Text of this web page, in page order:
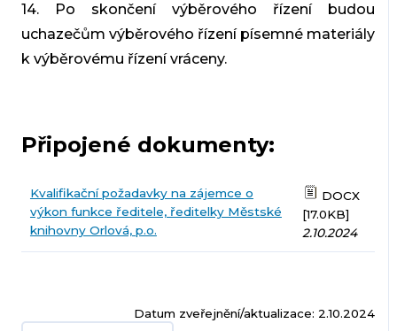
14. Po skončení výběrového řízení budou
uchazečům výběrového řízení písemné materiály
k výběrovému řízení vráceny.
Připojené dokumenty:
Kvalifikační požadavky na zájemce o
výkon funkce ředitele, ředitelky Městské
knihovny Orlová, p.o.
DOCX
[17.0KB]
2.10.2024
Datum zveřejnění/aktualizace: 2.10.2024